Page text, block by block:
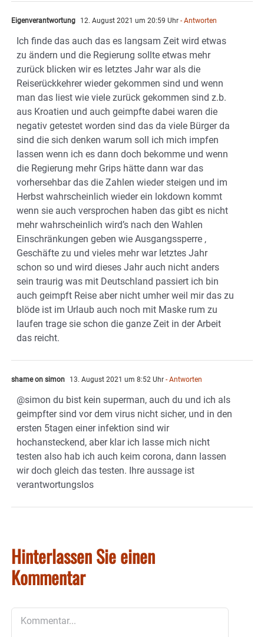
Eigenverantwortung 12. August 2021 um 20:59 Uhr - Antworten
Ich finde das auch das es langsam Zeit wird etwas
zu ändern und die Regierung sollte etwas mehr
zurück blicken wir es letztes Jahr war als die
Reiserückkehrer wieder gekommen sind und wenn
man das liest wie viele zurück gekommen sind z.b.
aus Kroatien und auch geimpfte dabei waren die
negativ getestet worden sind das da viele Bürger da
sind die sich denken warum soll ich mich impfen
lassen wenn ich es dann doch bekomme und wenn
die Regierung mehr Grips hätte dann war das
vorhersehbar das die Zahlen wieder steigen und im
Herbst wahrscheinlich wieder ein lokdown kommt
wenn sie auch versprochen haben das gibt es nicht
mehr wahrscheinlich wird’s nach den Wahlen
Einschränkungen geben wie Ausgangssperre ,
Geschäfte zu und vieles mehr war letztes Jahr
schon so und wird dieses Jahr auch nicht anders
sein traurig was mit Deutschland passiert ich bin
auch geimpft Reise aber nicht umher weil mir das zu
blöde ist im Urlaub auch noch mit Maske rum zu
laufen trage sie schon die ganze Zeit in der Arbeit
das reicht.
shame on simon 13. August 2021 um 8:52 Uhr - Antworten
@simon du bist kein superman, auch du und ich als
geimpfter sind vor dem virus nicht sicher, und in den
ersten 5tagen einer infektion sind wir
hochansteckend, aber klar ich lasse mich nicht
testen also hab ich auch keim corona, dann lassen
wir doch gleich das testen. Ihre aussage ist
verantwortungslos
Hinterlassen Sie einen
Kommentar